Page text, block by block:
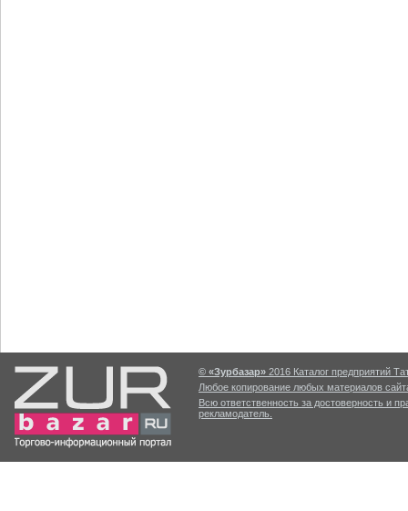
© «Зурбазар» 2016 Каталог предприятий
Любое копирование любых материалов
Всю ответственность за достоверность и
рекламодатель.